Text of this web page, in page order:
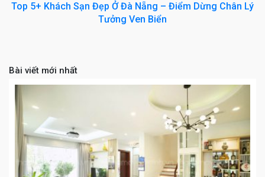
Top 5+ Khách Sạn Đẹp Ở Đà Nẵng – Điểm Dừng Chân Lý
Tưởng Ven Biển
Bài viết mới nhất